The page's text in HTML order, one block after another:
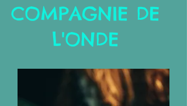
COMPAGNIE DE
L'ONDE